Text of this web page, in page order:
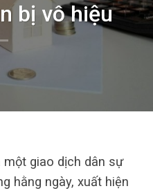
bị vô hiệu
một giao dịch dân sự
hằng ngày, xuất hiện